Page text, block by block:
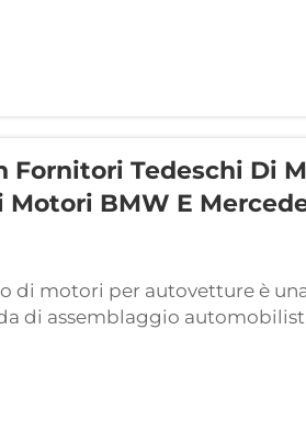
Tedeschi Di
BMW E
di motori per autovetture è
di assemblaggio
su unità a benzina BMW
la qualità e l'affidabilità...